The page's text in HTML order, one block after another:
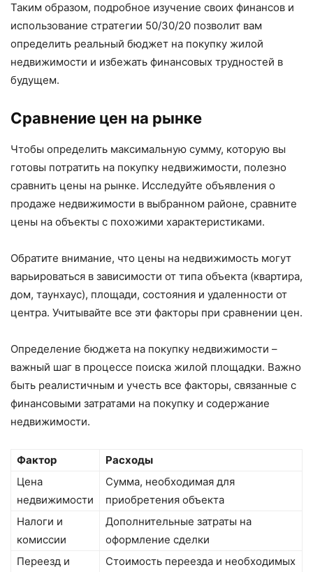
Таким образом, подробное изучение своих финансов и
использование стратегии 50/30/20 позволит вам
определить реальный бюджет на покупку жилой
недвижимости и избежать финансовых трудностей в
будущем.
Сравнение цен на рынке
Чтобы определить максимальную сумму, которую вы
готовы потратить на покупку недвижимости, полезно
сравнить цены на рынке. Исследуйте объявления о
продаже недвижимости в выбранном районе, сравните
цены на объекты с похожими характеристиками.
Обратите внимание, что цены на недвижимость могут
варьироваться в зависимости от типа объекта (квартира,
дом, таунхаус), площади, состояния и удаленности от
центра. Учитывайте все эти факторы при сравнении цен.
Определение бюджета на покупку недвижимости –
важный шаг в процессе поиска жилой площадки. Важно
быть реалистичным и учесть все факторы, связанные с
финансовыми затратами на покупку и содержание
недвижимости.
Фактор
Расходы
Цена
недвижимости
Сумма, необходимая для
приобретения объекта
Налоги и
комиссии
Дополнительные затраты на
оформление сделки
Переезд и
Стоимость переезда и необходимых